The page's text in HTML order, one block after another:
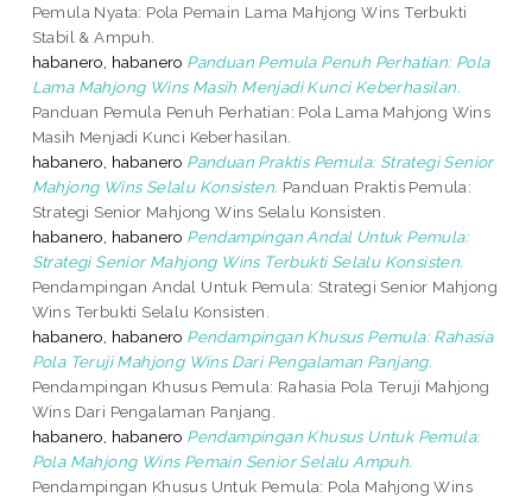
Pemula Nyata: Pola Pemain Lama Mahjong Wins Terbukti
Stabil & Ampuh.
habanero, habanero Panduan Pemula Penuh Perhatian: Pola
Lama Mahjong Wins Masih Menjadi Kunci Keberhasilan.
Panduan Pemula Penuh Perhatian: Pola Lama Mahjong Wins
Masih Menjadi Kunci Keberhasilan.
habanero, habanero Panduan Praktis Pemula: Strategi Senior
Mahjong Wins Selalu Konsisten. Panduan Praktis Pemula:
Strategi Senior Mahjong Wins Selalu Konsisten.
habanero, habanero Pendampingan Andal Untuk Pemula:
Strategi Senior Mahjong Wins Terbukti Selalu Konsisten.
Pendampingan Andal Untuk Pemula: Strategi Senior Mahjong
Wins Terbukti Selalu Konsisten.
habanero, habanero Pendampingan Khusus Pemula: Rahasia
Pola Teruji Mahjong Wins Dari Pengalaman Panjang.
Pendampingan Khusus Pemula: Rahasia Pola Teruji Mahjong
Wins Dari Pengalaman Panjang.
habanero, habanero Pendampingan Khusus Untuk Pemula:
Pola Mahjong Wins Pemain Senior Selalu Ampuh.
Pendampingan Khusus Untuk Pemula: Pola Mahjong Wins